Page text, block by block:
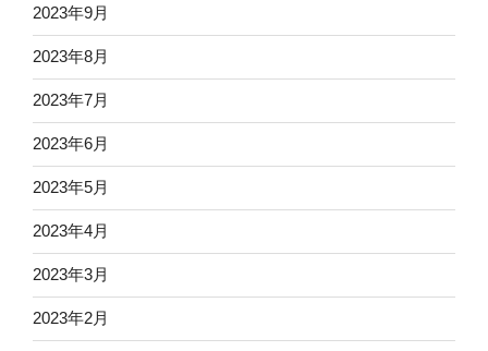
2023年9月
2023年8月
2023年7月
2023年6月
2023年5月
2023年4月
2023年3月
2023年2月